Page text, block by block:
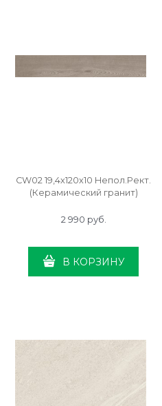
CW02 19,4х120х10 Непол.Рект.
(Керамический гранит)
2 990 руб.
В КОРЗИНУ